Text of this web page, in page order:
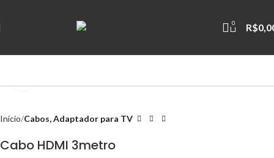
0 R$
Início Cabos, Adaptador para TV
Cabo HDMI 3metro